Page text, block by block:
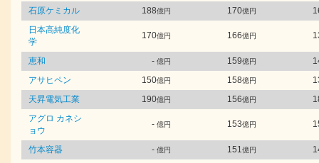
石原ケミカル 188億円 170億円
日本高純度化
学
170億円 166億円
恵和 - 億円 159億円
アサヒペン
150億円 158億円
天昇電気工業
190億円 156億円
アグロ カネシ
ョウ
- 億円 153億円
竹本容器 - 億円 151億円